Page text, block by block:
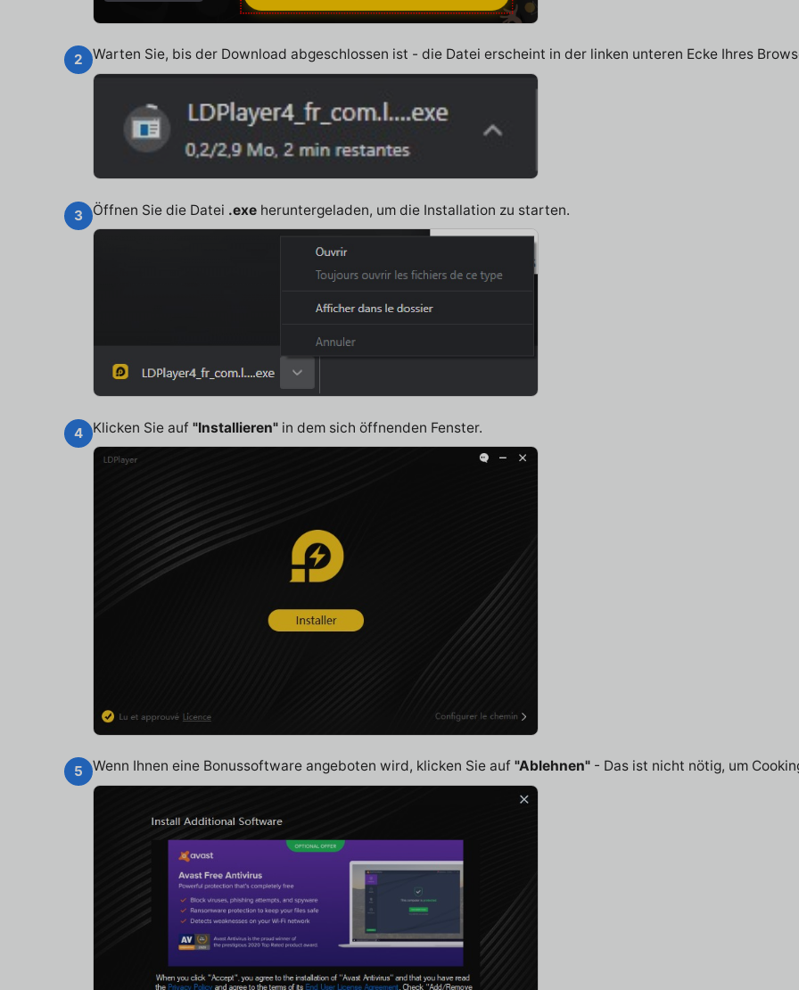
2 Warten Sie, bis der Download abgeschlossen ist - die Datei erscheint in der linken unteren Ecke Ihres
3 Öffnen Sie die Datei .exe heruntergeladen, um die Installation zu starten.
4 Klicken Sie auf "Installieren" in dem sich öffnenden Fenster.
5 Wenn Ihnen eine Bonussoftware angeboten wird, klicken Sie auf "Ablehnen" - Das ist nicht nötig, um